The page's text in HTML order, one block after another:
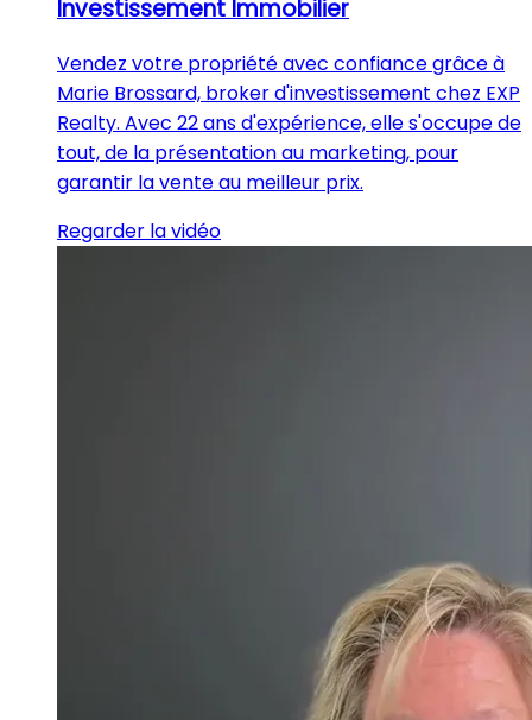
Investissement Immobilier
Vendez votre propriété avec confiance grâce à
Marie Brossard, broker d'investissement chez EXP
Realty. Avec 22 ans d'expérience, elle s'occupe de
tout, de la présentation au marketing, pour
garantir la vente au meilleur prix.
Regarder la vidéo